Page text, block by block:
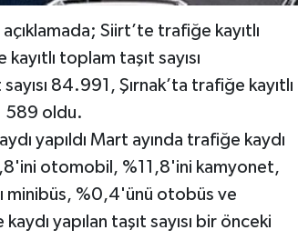
Siirt’te trafiğe kayıtlı
toplam taşıt sayısı
84.991, Şırnak’ta trafiğe kayıtlı
589 oldu.
yapıldı Mart ayında trafiğe kaydı
otomobil, %11,8'ini kamyonet,
minibüs, %0,4'ünü otobüs ve
yapılan taşıt sayısı bir önceki